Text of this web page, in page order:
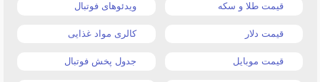
قیمت طلا و سکه ویدئوهای فوتبال
قیمت دلار کالری مواد غذایی
قیمت موبایل جدول پخش فوتبال